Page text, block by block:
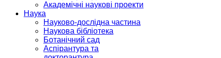
Академічні наукові проекти
Наука
Науково-дослідна частина
Наукова бібліотека
Ботанічний сад
Аспірантура та